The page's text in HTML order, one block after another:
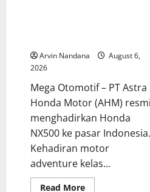
Arvin Nandana
August 6,
2026
Mega Otomotif – PT Astra
Honda Motor (AHM) resmi
menghadirkan Honda
NX500 ke pasar Indonesia.
Kehadiran motor
adventure kelas...
Read MoreRead